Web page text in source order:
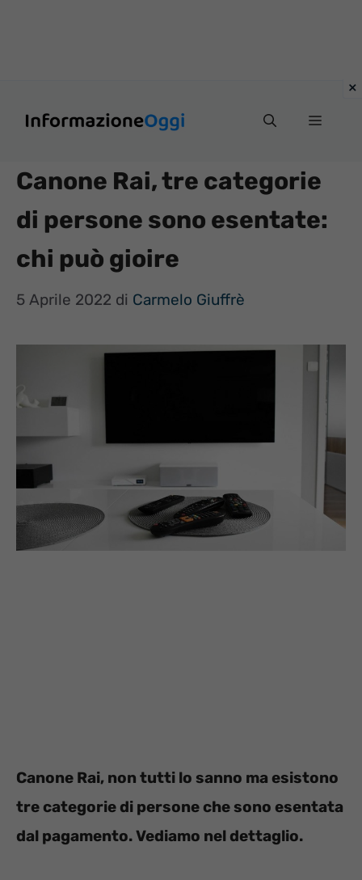
Menu
Canone Rai, tre categorie
di persone sono esentate:
chi può gioire
5 Aprile 2022 di Carmelo Giuffrè
Canone Rai, non tutti lo sanno ma esistono
tre categorie di persone che sono esentata
dal pagamento. Vediamo nel dettaglio.